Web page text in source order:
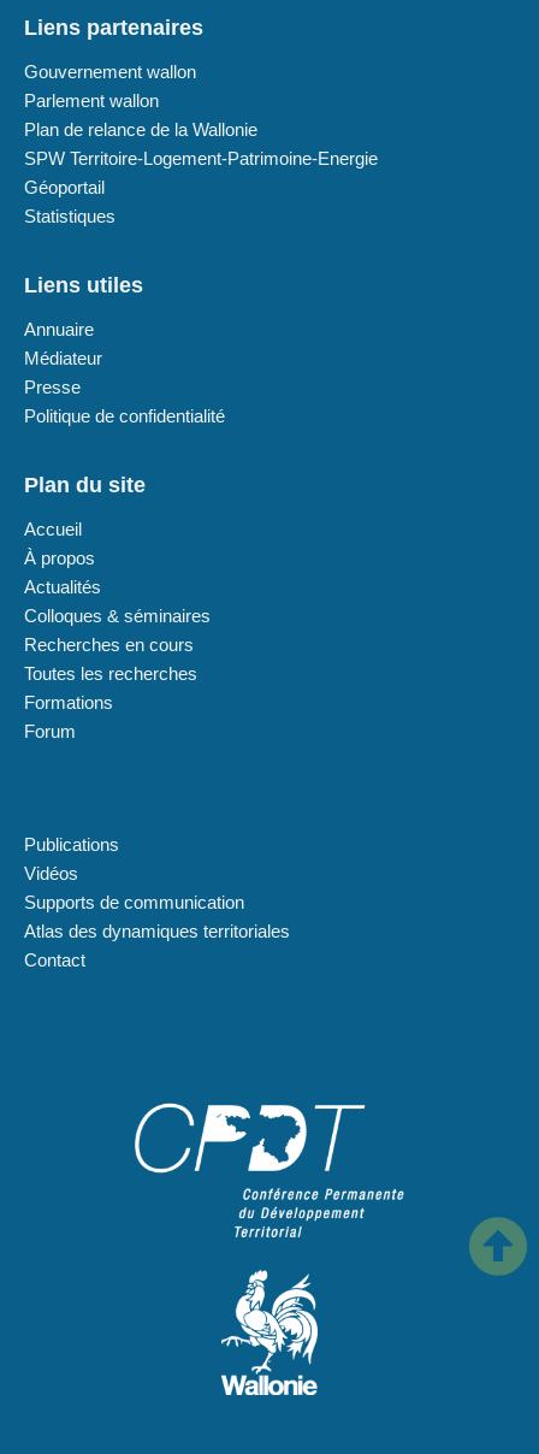
Liens partenaires
Gouvernement wallon
Parlement wallon
Plan de relance de la Wallonie
SPW Territoire-Logement-Patrimoine-Energie
Géoportail
Statistiques
Liens utiles
Annuaire
Médiateur
Presse
Politique de confidentialité
Plan du site
Accueil
À propos
Actualités
Colloques & séminaires
Recherches en cours
Toutes les recherches
Formations
Forum
Publications
Vidéos
Supports de communication
Atlas des dynamiques territoriales
Contact